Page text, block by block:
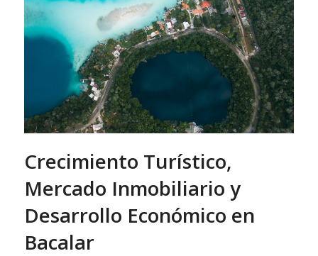
Crecimiento Turístico,
Mercado Inmobiliario y
Desarrollo Económico en
Bacalar